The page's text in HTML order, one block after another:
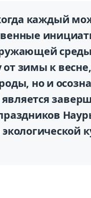
каждый
зимы к
но и
является